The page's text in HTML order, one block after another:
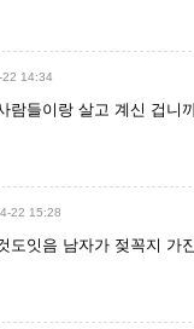
22 14:34
람들이랑 살고 계신 겁니
22 15:28
도잇음 남자가 젖꼭지 가